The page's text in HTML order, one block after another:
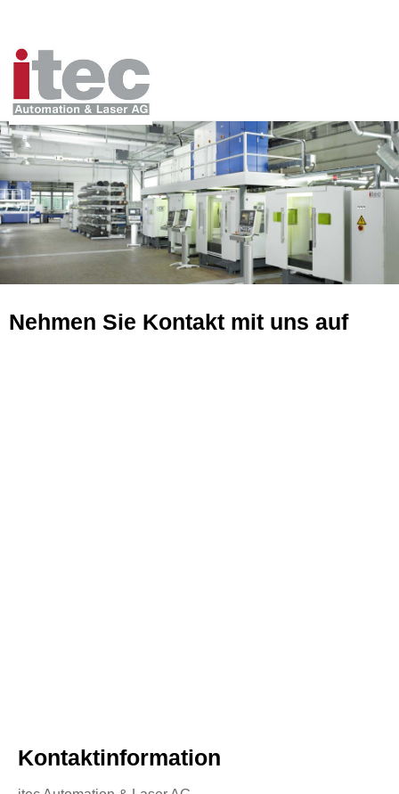
Nehmen Sie Kontakt mit uns auf
Kontaktinformation